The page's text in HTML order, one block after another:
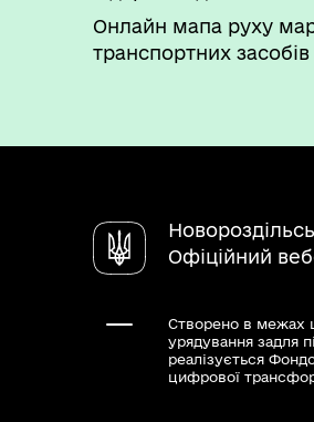
Онлайн мапа руху
транспортних засобів
Офіційний
Створено в межах
урядування задля
реалізується
цифрової